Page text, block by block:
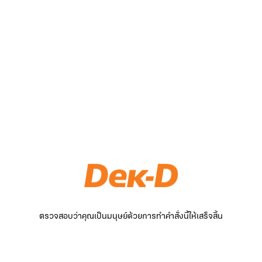
ตรวจสอบว่าคุณเป็นมนุษย์ด้วยการทำคำสั่งนี้ให้เสร็จสิ้น